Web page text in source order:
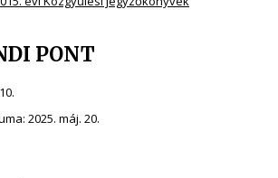
PONT
2025. máj. 20.